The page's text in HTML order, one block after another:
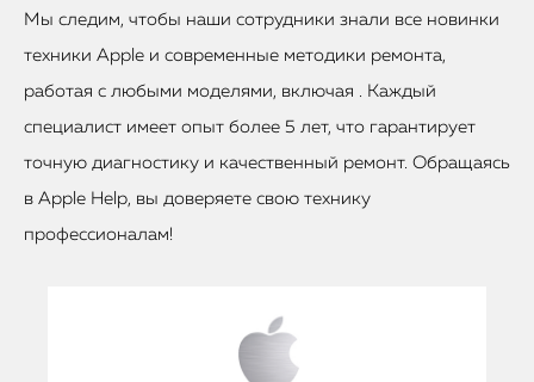
Мы следим, чтобы наши сотрудники знали все новинки
техники Apple и современные методики ремонта,
работая с любыми моделями, включая . Каждый
специалист имеет опыт более 5 лет, что гарантирует
точную диагностику и качественный ремонт. Обращаясь
в Apple Help, вы доверяете свою технику
профессионалам!